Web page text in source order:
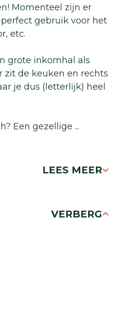
Momenteel zijn er
gebruik voor het
etc.
grote inkomhal als
zit de keuken en rechts
je dus (letterlijk) heel
Een gezellige ...
LEES MEER
VERBERG